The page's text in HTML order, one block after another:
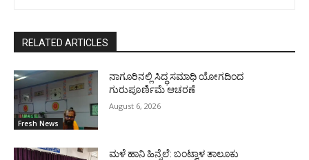
RELATED ARTICLES
Fresh News
ನಾಗೂರಿನಲ್ಲಿ ಸಿದ್ಧ ಸಮಾಧಿ ಯೋಗದಿಂದ
ಗುರುಪೂರ್ಣಿಮೆ ಆಚರಣೆ
August 6, 2026
ಮಳೆ ಹಾನಿ ಹಿನ್ನೆಲೆ: ಬಂಟ್ವಾಳ ತಾಲೂಕು